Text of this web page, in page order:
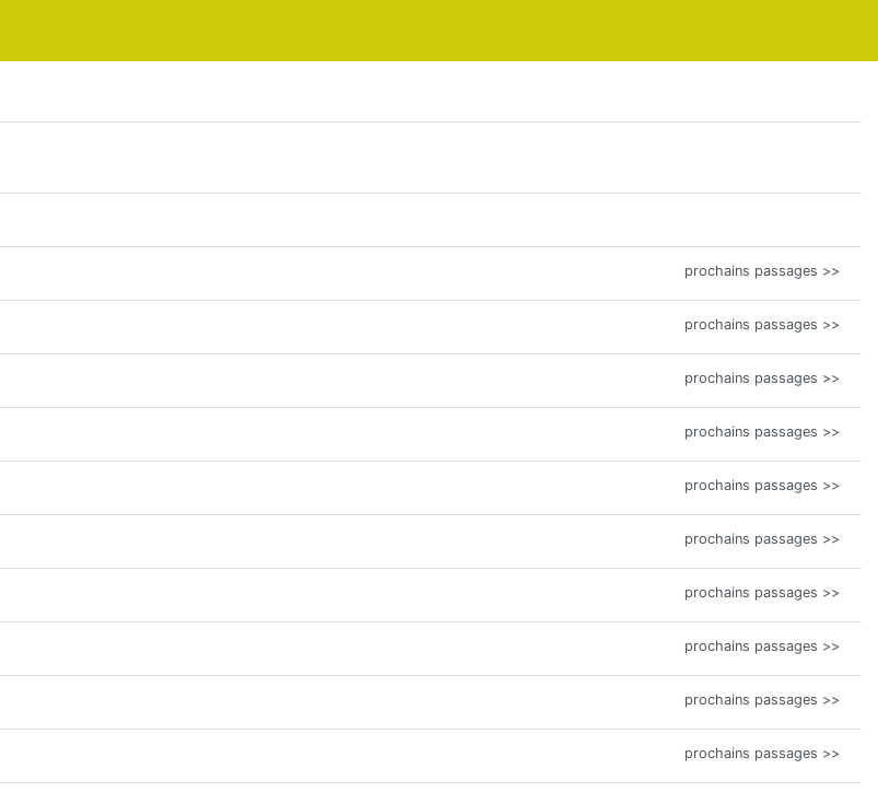
prochains passages >>
prochains passages >>
prochains passages >>
prochains passages >>
prochains passages >>
prochains passages >>
prochains passages >>
prochains passages >>
prochains passages >>
prochains passages >>